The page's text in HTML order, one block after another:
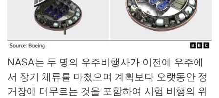
NASA는 두 명의 우주비행사가 이전에 우주에
서 장기 체류를 마쳤으며 계획보다 오랫동안 정
거장에 머무르는 것을 포함하여 시험 비행의 위